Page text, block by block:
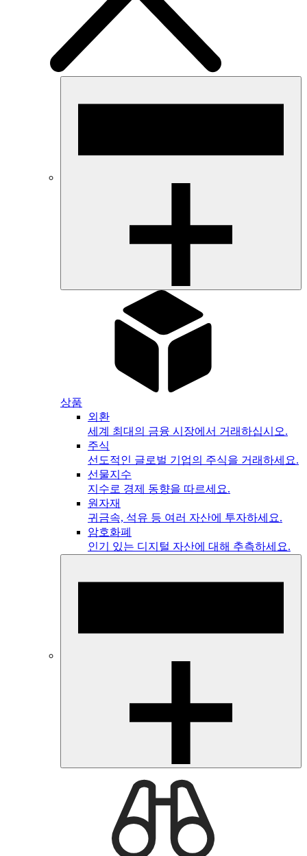
상품
외환
세계 최대의 금융 시장에서 거래하십시오.
주식
선도적인 글로벌 기업의 주식을 거래하세요.
선물지수
지수로 경제 동향을 따르세요.
원자재
귀금속, 석유 등 여러 자산에 투자하세요.
암호화폐
인기 있는 디지털 자산에 대해 추측하세요.